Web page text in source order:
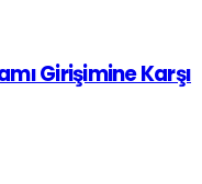
Girişimine Karşı